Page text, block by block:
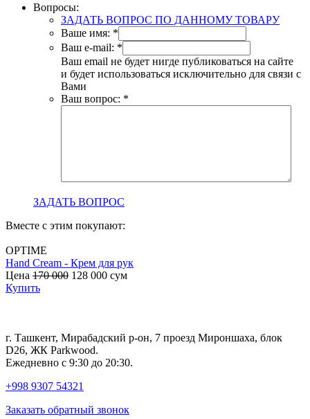
Вопросы:
ЗАДАТЬ ВОПРОС ПО ДАННОМУ ТОВАРУ
Ваше имя: *
Ваш e-mail: *
Ваш email не будет нигде публиковаться на сайте
и будет использоваться исключительно для связи с
Вами
Ваш вопрос: *
ЗАДАТЬ ВОПРОС
Вместе с этим покупают:
OPTIME
Hand Cream - Крем для рук
Цена 170 000 128 000 сум
Купить
г. Ташкент, Мирабадский р-он, 7 проезд Мироншаха, блок
D26, ЖК Раrkwood.
Ежедневно с 9:30 до 20:30.
+998 9307 54321
Заказать обратный звонок